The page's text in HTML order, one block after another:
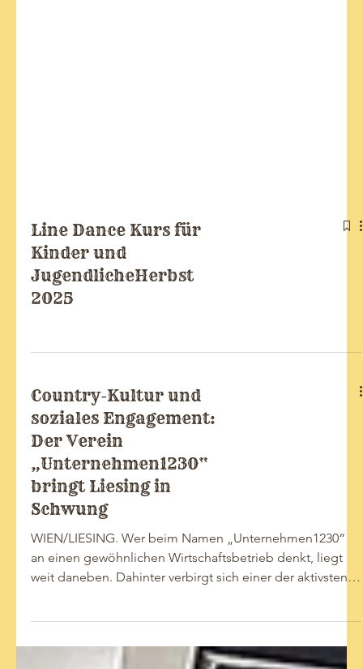
Kinder und
2025
Country-Kultur und
soziales Engagement:
Der Verein
„Unternehmen1230“
bringt Liesing in
an einen gewöhnlichen Wirtschaftsbetrieb denkt, liegt